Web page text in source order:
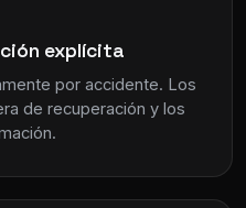
explícita
por accidente. Los
de recuperación y los